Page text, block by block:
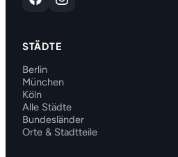
STÄDTE
Berlin
München
Köln
Alle Städte
Bundesländer
Orte & Stadtteile